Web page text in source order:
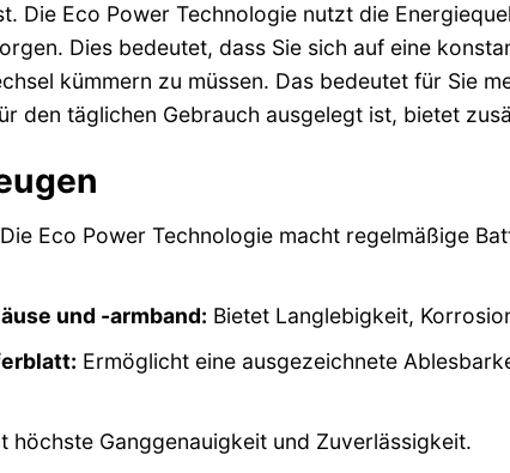
Die Eco Power Technologie nutzt die
Dies bedeutet, dass Sie sich auf eine
kümmern zu müssen. Das bedeutet für Sie
den täglichen Gebrauch ausgelegt ist, bietet
Die Eco Power Technologie macht regelmäßige
und -armband: Bietet Langlebigkeit,
Ermöglicht eine ausgezeichnete
höchste Ganggenauigkeit und Zuverlässigkeit.